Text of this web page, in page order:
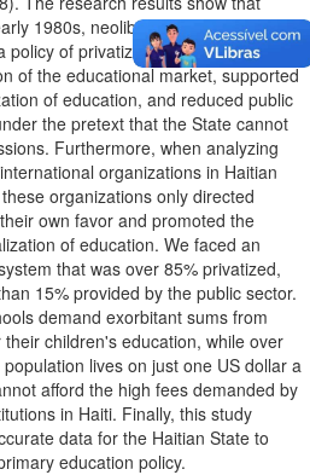
1980s, neoliberalism has
policy of privatization of public goods,
of the educational market, supported
of education, and reduced public
the pretext that the State cannot
Furthermore, when analyzing
organizations in Haitian
organizations only directed
own favor and promoted the
of education. We faced an
that was over 85% privatized,
15% provided by the public sector.
demand exorbitant sums from
children's education, while over
lives on just one US dollar a
afford the high fees demanded by
in Haiti. Finally, this study
data for the Haitian State to
education policy.